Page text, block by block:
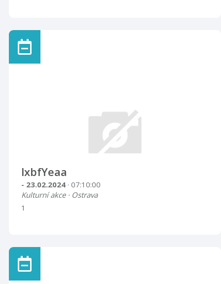
lxbfYeaa
- 23.02.2024 · 07:10:00
Kulturní akce · Ostrava
1